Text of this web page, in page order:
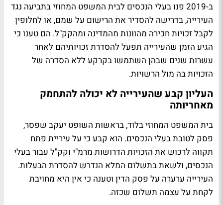
ב-2019 פנו בעלי הנכסים לבית המשפט המחוזי בתביעה נגד
העירייה, בדרישה להסדיר את הרישום על שמם, או לחלופין
לקבל זכויות חכירה מהוונות מהמדינה ומהקק"ל. הם טענו כי
הגיע הזמן שהעירייה תפעל להסדרת זכויותיהם לאחר
עשרות שנים שבהן השתמשו בקרקע ללא הסדרה של
הזכויות בה מול הרשויות.
העליון קבע שהעירייה לא יכולה להתחמק
מאחריותה
בית המשפט המחוזי בלוד, בראשות השופט יעקב שפסר,
פסק לטובת בעלי הנכסים. הוא קבע כי על עיריית פתח
תקווה לרכוש את הזכויות הדרושות מרמ"י וקק"ל עבור בעלי
הנכסים, ולשאת בתשלום המלא הנדרש להסדרת הבעלות.
העירייה ערערה על פסק הדין וטענה כי אין היא מחויבת
לקחת על עצמה תשלום שכזה.